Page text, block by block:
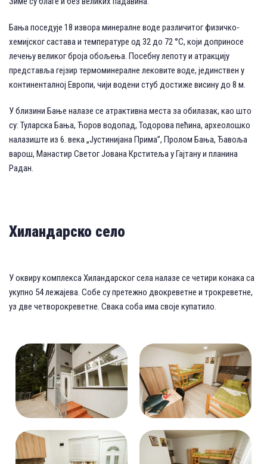
Бања поседује 18 извора минералне воде различитог физичко-
хемијског састава и температуре од 32 до 72 °C, који доприносе
лечењу великог броја обољења. Посебну лепоту и атракцију
представља гејзир термоминералне лековите воде, јединствен у
континенталној Европи, чији водени стуб достиже висину до 8 м.
У близини Бање налазе се атрактивна места за обилазак, као што
су: Туларска Бања, Ћоров водопад, Тодорова пећина, археолошко
налазиште из 6. века „Јустинијана Прима”, Пролом Бања, Ђавоља
варош, Манастир Светог Јована Крститеља у Гајтану и планина
Радан.
Хиландарско село
У оквиру комплекса Хиландарског села налазе се четири конака са
укупно 54 лежајева. Собе су претежно двокреветне и трокреветне,
уз две четворокреветне. Свака соба има своје купатило.